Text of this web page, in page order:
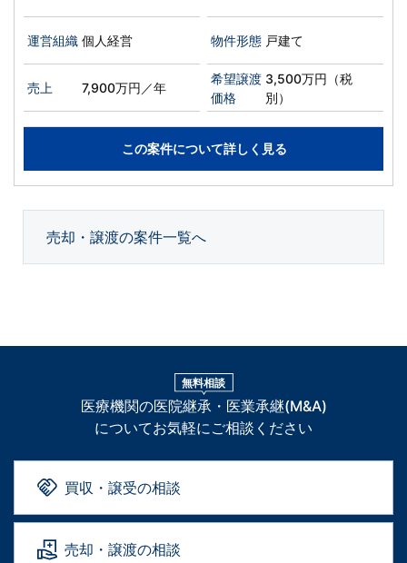
運営組織 個人経営 物件形態 戸建て
売上 7,900万円／年
希望譲渡
価格
3,500万円（税
別）
この案件について詳しく見る
売却・譲渡の案件一覧へ
無料相談
医療機関の医院継承・医業承継(M&A)
についてお気軽にご相談ください
買収・譲受の相談
売却・譲渡の相談